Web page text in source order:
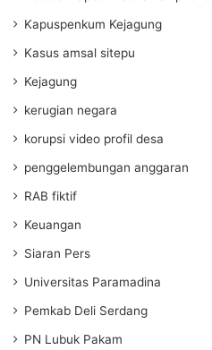
Kapuspenkum Kejagung
Kasus amsal sitepu
Kejagung
kerugian negara
korupsi video profil desa
penggelembungan anggaran
RAB fiktif
Keuangan
Siaran Pers
Universitas Paramadina
Pemkab Deli Serdang
PN Lubuk Pakam